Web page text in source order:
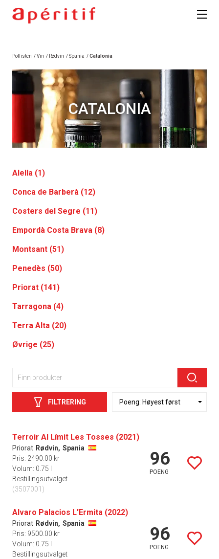
Pollisten /Vin / Rødvin /Spania /Catalonia
CATALONIA
Alella (1)
Conca de Barberà (12)
Costers del Segre (11)
Empordà Costa Brava (8)
Montsant (51)
Penedès (50)
Priorat (141)
Tarragona (4)
Terra Alta (20)
Øvrige (25)
FILTRERING
Terroir Al Límit Les Tosses (2021)
Priorat Rødvin, Spania
Pris: 2490.00 kr
Volum: 0.75 l
Bestillingsutvalget
(3507001)
96
POENG
Alvaro Palacios L'Ermita (2022)
Priorat Rødvin, Spania
Pris: 9500.00 kr
Volum: 0.75 l
Bestillingsutvalget
96
POENG